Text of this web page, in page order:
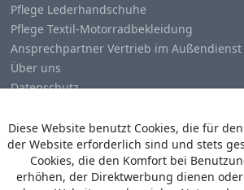
Pflege Lederhandschuhe
Pflege Textil-Motorradbekleidung
Ansprechpartner Vertrieb im Außendienst
Über uns
Datenschutz
Diese Website benutzt Cookies, die für
der Website erforderlich sind und stets
Cookies, die den Komfort bei
erhöhen, der Direktwerbung dienen